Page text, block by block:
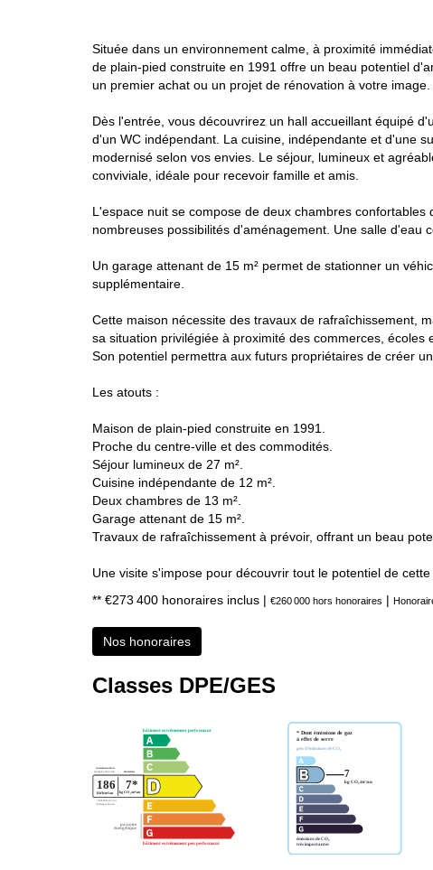
Située dans un environnement calme, à proximité
de plain-pied construite en 1991 offre un beau potentiel
un premier achat ou un projet de rénovation à votre image.
Dès l'entrée, vous découvrirez un hall accueillant équipé
d'un WC indépendant. La cuisine, indépendante et d'une
modernisé selon vos envies. Le séjour, lumineux et
conviviale, idéale pour recevoir famille et amis.
L'espace nuit se compose de deux chambres
nombreuses possibilités d'aménagement. Une salle d'eau
Un garage attenant de 15 m² permet de stationner un
supplémentaire.
Cette maison nécessite des travaux de rafraîchissement,
sa situation privilégiée à proximité des commerces,
Son potentiel permettra aux futurs propriétaires de créer
Les atouts :
Maison de plain-pied construite en 1991.
Proche du centre-ville et des commodités.
Séjour lumineux de 27 m².
Cuisine indépendante de 12 m².
Deux chambres de 13 m².
Garage attenant de 15 m².
Travaux de rafraîchissement à prévoir, offrant un beau
Une visite s'impose pour découvrir tout le potentiel de
** €273 400 honoraires inclus | €260 000 hors honoraires |
Nos honoraires
Classes DPE/GES